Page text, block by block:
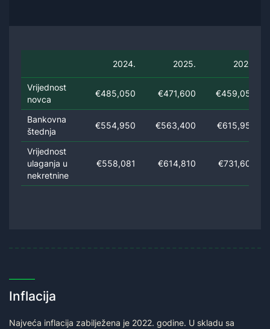
2024. 2025. 2026.
Vrijednost
novca
€485,050 €471,600 €459,050
Bankovna
štednja
€554,950 €563,400 €615,950
Vrijednost
ulaganja u
nekretnine
€558,081 €614,810 €731,609
Inflacija
Najveća inflacija zabilježena je 2022. godine. U skladu sa